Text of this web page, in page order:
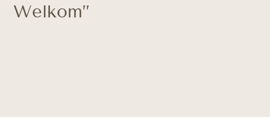
Welkom”